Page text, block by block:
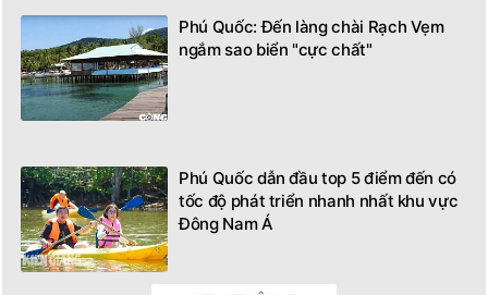
Phú Quốc: Đến làng chài Rạch Vẹm
ngắm sao biển "cực chất"
Phú Quốc dẫn đầu top 5 điểm đến có
tốc độ phát triển nhanh nhất khu vực
Đông Nam Á